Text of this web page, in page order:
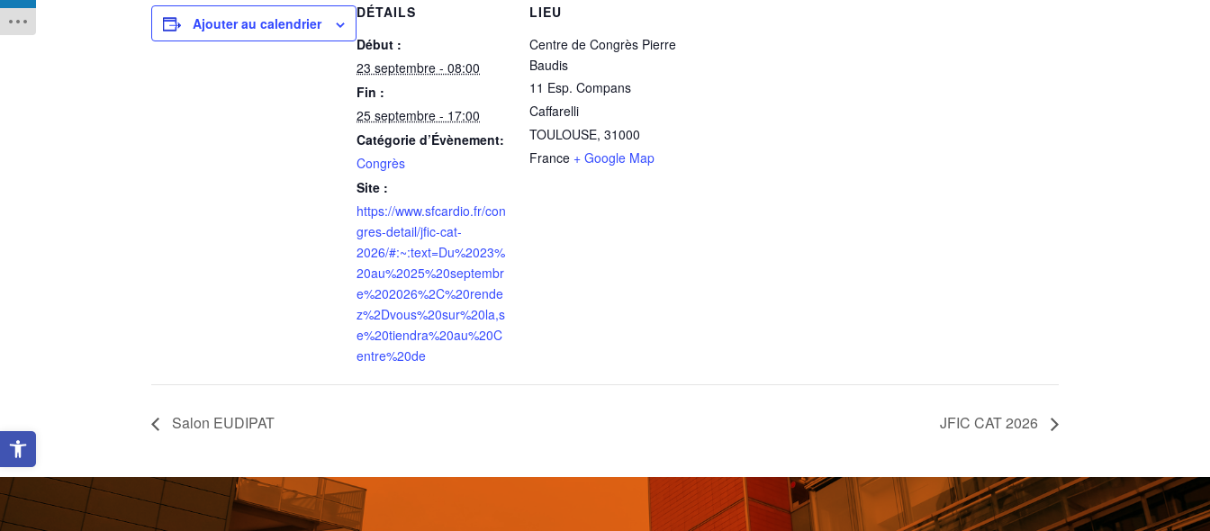
Ouvrir la barre d’outils
Ajouter au calendrier
DÉTAILS
Début :
23 septembre - 08:00
Fin :
25 septembre - 17:00
Catégorie d’Évènement:
Congrès
Site :
https://www.sfcardio.fr/con
gres-detail/jfic-cat-
2026/#:~:text=Du%2023%
20au%2025%20septembr
e%202026%2C%20rende
z%2Dvous%20sur%20la,s
e%20tiendra%20au%20C
entre%20de
LIEU
Centre de Congrès Pierre
Baudis
11 Esp. Compans
Caffarelli
TOULOUSE, 31000
France + Google Map
Salon EUDIPAT JFIC CAT 2026